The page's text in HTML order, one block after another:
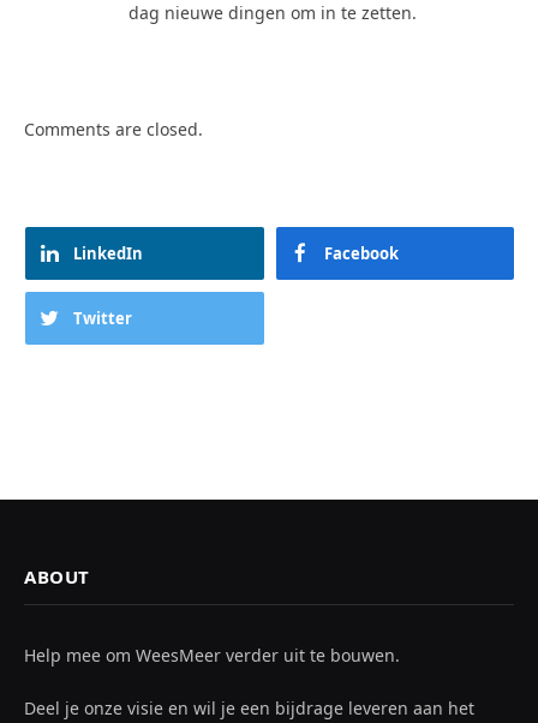
dag nieuwe dingen om in te zetten.
Comments are closed.
LinkedIn Facebook
Twitter
ABOUT
Help mee om WeesMeer verder uit te bouwen.
Deel je onze visie en wil je een bijdrage leveren aan het